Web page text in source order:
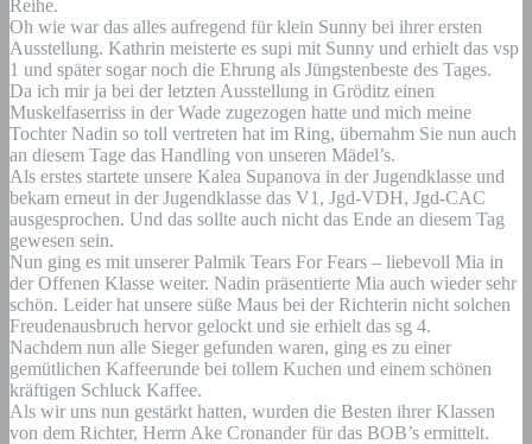
Reihe.
Oh wie war das alles aufregend für klein Sunny bei ihrer ersten
Ausstellung. Kathrin meisterte es supi mit Sunny und erhielt das vsp
1 und später sogar noch die Ehrung als Jüngstenbeste des Tages.
Da ich mir ja bei der letzten Ausstellung in Gröditz einen
Muskelfaserriss in der Wade zugezogen hatte und mich meine
Tochter Nadin so toll vertreten hat im Ring, übernahm Sie nun auch
an diesem Tage das Handling von unseren Mädel’s.
Als erstes startete unsere Kalea Supanova in der Jugendklasse und
bekam erneut in der Jugendklasse das V1, Jgd-VDH, Jgd-CAC
ausgesprochen. Und das sollte auch nicht das Ende an diesem Tag
gewesen sein.
Nun ging es mit unserer Palmik Tears For Fears – liebevoll Mia in
der Offenen Klasse weiter. Nadin präsentierte Mia auch wieder sehr
schön. Leider hat unsere süße Maus bei der Richterin nicht solchen
Freudenausbruch hervor gelockt und sie erhielt das sg 4.
Nachdem nun alle Sieger gefunden waren, ging es zu einer
gemütlichen Kaffeerunde bei tollem Kuchen und einem schönen
kräftigen Schluck Kaffee.
Als wir uns nun gestärkt hatten, wurden die Besten ihrer Klassen
von dem Richter, Herrn Ake Cronander für das BOB’s ermittelt.